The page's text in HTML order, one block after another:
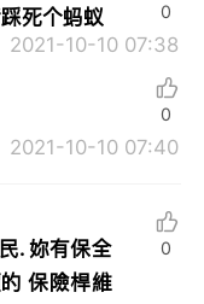
死个蚂蚁
2021-10-10 07:38
0
2021-10-10 07:40
0
. 妳有保全
保險桿維
0